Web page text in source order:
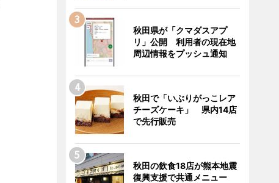
秋田県が「クマダスアプ
リ」公開 利用者の現在地
周辺情報をプッシュ通知
秋田で「いぶりがっこレア
チーズケーキ」 県内14店
で先行販売
秋田の飲食18店が熊本地震
復興支援で共通メニュー